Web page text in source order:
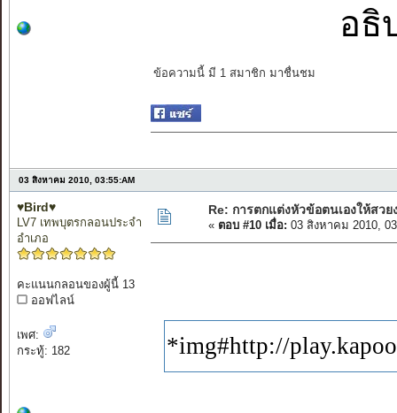
อธิ
ข้อความนี้ มี 1 สมาชิก มาชื่นชม
03 สิงหาคม 2010, 03:55:AM
♥Bird♥
LV7 เทพบุตรกลอนประจำ
อำเภอ
คะแนนกลอนของผู้นี้ 13
ออฟไลน์
เพศ:
กระทู้: 182
Re: การตกแต่งหัวข้อตนเองให้สวย
« ตอบ #10 เมื่อ: 03 สิงหาคม 2010,
*img#http://